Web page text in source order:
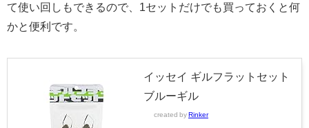
て使い回しもできるので、1セットだけでも買っておくと何
かと便利です。
イッセイ ギルフラットセット
ブルーギル
created by Rinker